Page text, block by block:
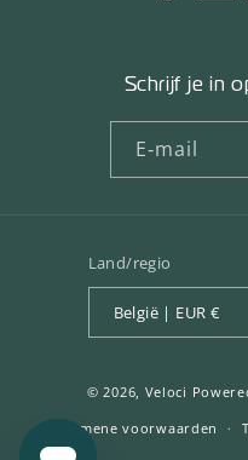
Schrijf je in
E‑mail
Land/regio
België | EUR €
© 2026, Veloci
Algemene voorwaarden